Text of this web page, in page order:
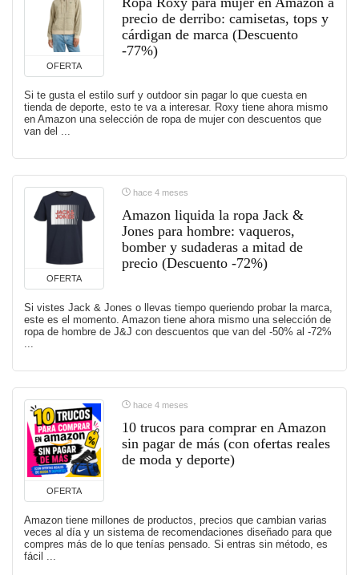
OFERTA
precio de derribo: camisetas, tops y
cárdigan de marca (Descuento
-77%)
Si te gusta el estilo surf y outdoor sin pagar lo que cuesta en
tienda de deporte, esto te va a interesar. Roxy tiene ahora mismo
en Amazon una selección de ropa de mujer con descuentos que
van del ...
OFERTA
hace 4 meses
Amazon liquida la ropa Jack &
Jones para hombre: vaqueros,
bomber y sudaderas a mitad de
precio (Descuento -72%)
Si vistes Jack & Jones o llevas tiempo queriendo probar la marca,
este es el momento. Amazon tiene ahora mismo una selección de
ropa de hombre de J&J con descuentos que van del -50% al -72%
...
OFERTA
hace 4 meses
10 trucos para comprar en Amazon
sin pagar de más (con ofertas reales
de moda y deporte)
Amazon tiene millones de productos, precios que cambian varias
veces al día y un sistema de recomendaciones diseñado para que
compres más de lo que tenías pensado. Si entras sin método, es
fácil ...